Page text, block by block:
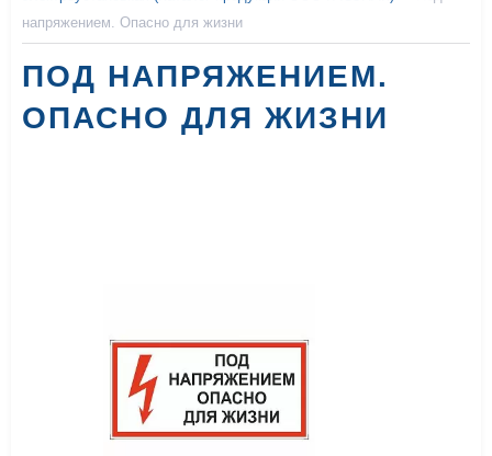
напряжением. Опасно для жизни
ПОД НАПРЯЖЕНИЕМ.
ОПАСНО ДЛЯ ЖИЗНИ